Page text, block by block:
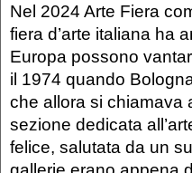
Nel 2024 Arte Fiera
fiera d’arte italiana ha
Europa possono
il 1974 quando
che allora si chiamava
sezione dedicata
felice, salutata da un